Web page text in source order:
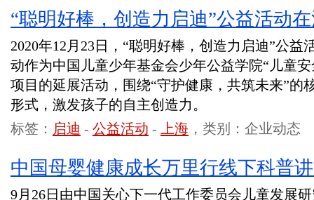
“聪明好棒，创造力启迪”公益活动
2020年12月23日，“聪明好棒，创造力启迪”公益
动作为中国儿童少年基金会少年公益学院“儿童
项目的延展活动，围绕“守护健康，共筑未来”的
形式，激发孩子的自主创造力。
标签： 启迪 - 公益活动 - 上海 ，类别：企业动态
中国母婴健康成长万里行线下科普
9月26日由中国关心下一代工作委员会儿童发展